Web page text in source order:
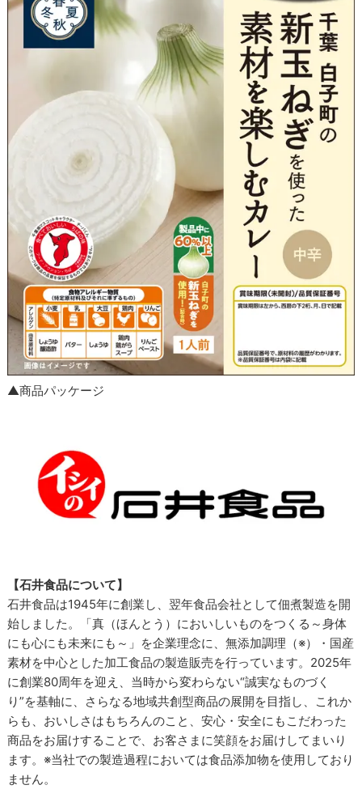
▲商品パッケージ
【石井食品について】
石井食品は1945年に創業し、翌年食品会社として佃煮製造を開
始しました。「真（ほんとう）においしいものをつくる～身体
にも心にも未来にも～」を企業理念に、無添加調理（※）・国産
素材を中心とした加工食品の製造販売を行っています。2025年
に創業80周年を迎え、当時から変わらない“誠実なものづく
り”を基軸に、さらなる地域共創型商品の展開を目指し、これか
らも、おいしさはもちろんのこと、安心・安全にもこだわった
商品をお届けすることで、お客さまに笑顔をお届けしてまいり
ます。※当社での製造過程においては食品添加物を使用しており
ません。